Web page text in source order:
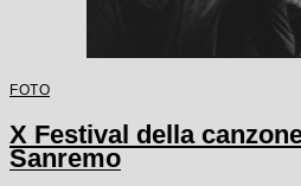
FOTO
X Festival della
Sanremo